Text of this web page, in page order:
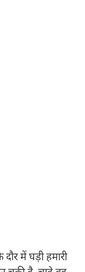
में घड़ी हमारी